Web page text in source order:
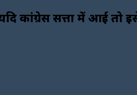
कांग्रेस सत्ता में आई तो